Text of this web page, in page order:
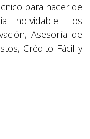
para hacer de
inolvidable. Los
Asesoría de
Crédito Fácil y